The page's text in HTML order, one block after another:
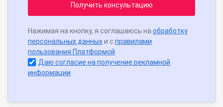
Получить консультацию
Нажимая на кнопку, я соглашаюсь на обработку
персональных данныхи с правилами
пользования Платформой
Даю согласие на получение рекламной
информации